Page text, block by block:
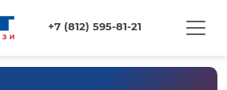
+7 (812) 595-81-21